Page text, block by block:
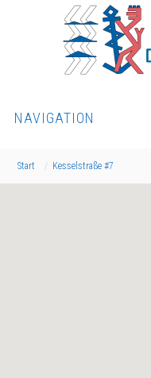
NAVIGATION
Start Kesselstraße #7